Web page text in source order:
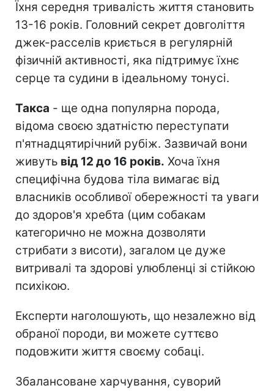
Їхня середня тривалість життя становить
13-16 років. Головний секрет довголіття
джек-расселів криється в регулярній
фізичній активності, яка підтримує їхнє
серце та судини в ідеальному тонусі.
Такса - ще одна популярна порода,
відома своєю здатністю переступати
п'ятнадцятирічний рубіж. Зазвичай вони
живуть від 12 до 16 років. Хоча їхня
специфічна будова тіла вимагає від
власників особливої обережності та уваги
до здоров'я хребта (цим собакам
категорично не можна дозволяти
стрибати з висоти), загалом це дуже
витривалі та здорові улюбленці зі стійкою
психікою.
Експерти наголошують, що незалежно від
обраної породи, ви можете суттєво
подовжити життя своєму собаці.
Збалансоване харчування, суворий